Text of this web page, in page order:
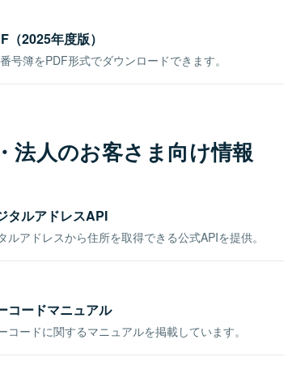
2025年度版）
号簿をPDF形式でダウンロードできます。
法人のお客さま向け情報
タルアドレスAPI
ルアドレスから住所を取得できる公式APIを提供。
コードマニュアル
コードに関するマニュアルを掲載しています。